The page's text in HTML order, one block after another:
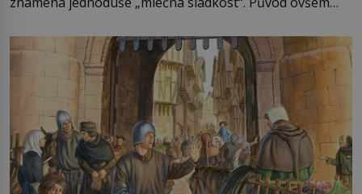
pře hned několik latinskoamerických zemí a k tomu
Francie, kde se traduje,